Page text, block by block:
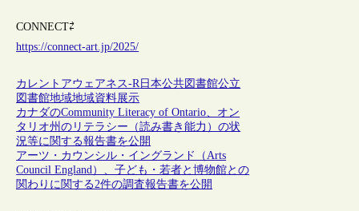
CONNECT⇄
https://connect-art.jp/2025/
カレントアウェアネス-R 日本公共図書館公立
図書館地域地域資料展示
カナダのCommunity Literacy of Ontario、オン
タリオ州のリテラシー（読み書き能力）の状
況等に関する報告書を公開
アーツ・カウンシル・イングランド（Arts
Council England）、子ども・若者と博物館との
関わりに関する2件の調査報告書を公開